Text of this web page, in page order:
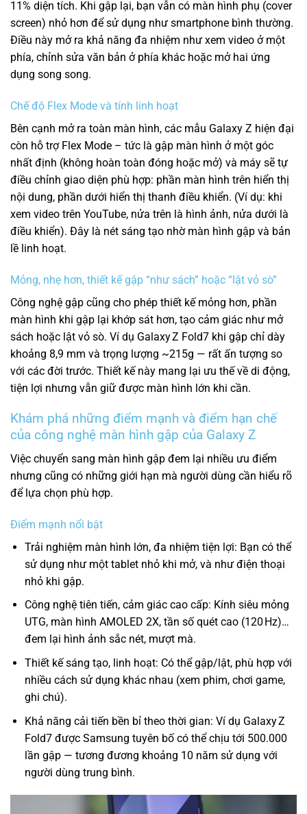
11% diện tích. Khi gập lại, bạn vẫn có màn hình phụ (cover
screen) nhỏ hơn để sử dụng như smartphone bình thường.
Điều này mở ra khả năng đa nhiệm như xem video ở một
phía, chỉnh sửa văn bản ở phía khác hoặc mở hai ứng
dụng song song.
Chế độ Flex Mode và tính linh hoạt
Bên cạnh mở ra toàn màn hình, các mẫu Galaxy Z hiện đại
còn hỗ trợ Flex Mode – tức là gập màn hình ở một góc
nhất định (không hoàn toàn đóng hoặc mở) và máy sẽ tự
điều chỉnh giao diện phù hợp: phần màn hình trên hiển thị
nội dung, phần dưới hiển thị thanh điều khiển. (Ví dụ: khi
xem video trên YouTube, nửa trên là hình ảnh, nửa dưới là
điều khiển). Đây là nét sáng tạo nhờ màn hình gập và bản
lề linh hoạt.
Mỏng, nhẹ hơn, thiết kế gập “như sách” hoặc “lật vỏ sò”
Công nghệ gập cũng cho phép thiết kế mỏng hơn, phần
màn hình khi gập lại khớp sát hơn, tạo cảm giác như mở
sách hoặc lật vỏ sò. Ví dụ Galaxy Z Fold7 khi gập chỉ dày
khoảng 8,9 mm và trọng lượng ~215g — rất ấn tượng so
với các đời trước. Thiết kế này mang lại ưu thế về di động,
tiện lợi nhưng vẫn giữ được màn hình lớn khi cần.
Khám phá những điểm mạnh và điểm hạn chế
của công nghệ màn hình gập của Galaxy Z
Việc chuyển sang màn hình gập đem lại nhiều ưu điểm
nhưng cũng có những giới hạn mà người dùng cần hiểu rõ
để lựa chọn phù hợp.
Điểm mạnh nổi bật
Trải nghiệm màn hình lớn, đa nhiệm tiện lợi: Bạn có thể
sử dụng như một tablet nhỏ khi mở, và như điện thoại
nhỏ khi gập.
Công nghệ tiên tiến, cảm giác cao cấp: Kính siêu mỏng
UTG, màn hình AMOLED 2X, tần số quét cao (120 Hz)…
đem lại hình ảnh sắc nét, mượt mà.
Thiết kế sáng tạo, linh hoạt: Có thể gập/lật, phù hợp với
nhiều cách sử dụng khác nhau (xem phim, chơi game,
ghi chú).
Khả năng cải tiến bền bỉ theo thời gian: Ví dụ Galaxy Z
Fold7 được Samsung tuyên bố có thể chịu tới 500.000
lần gập — tương đương khoảng 10 năm sử dụng với
người dùng trung bình.